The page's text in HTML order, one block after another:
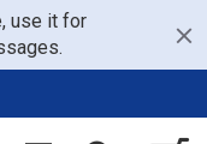
use it for